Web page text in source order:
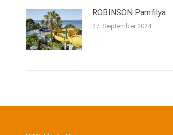
ROBINSON Pamfilya
27. September 2024